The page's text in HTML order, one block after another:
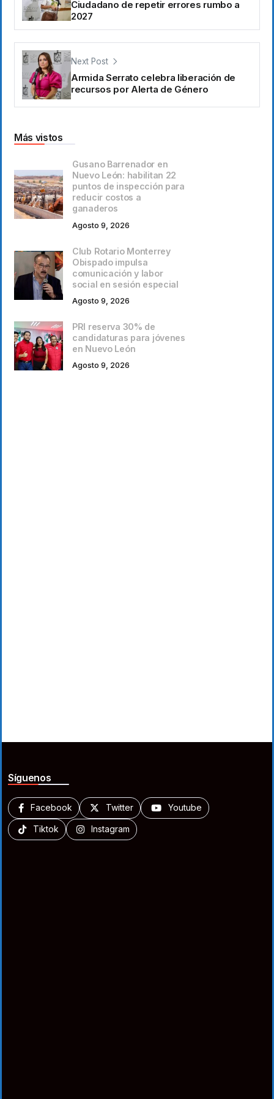
Ciudadano de repetir errores rumbo a
2027
Next Post
Armida Serrato celebra liberación de
recursos por Alerta de Género
Más vistos
Gusano Barrenador en
Nuevo León: habilitan 22
puntos de inspección para
reducir costos a
ganaderos
Agosto 9, 2026
Club Rotario Monterrey
Obispado impulsa
comunicación y labor
social en sesión especial
Agosto 9, 2026
PRI reserva 30% de
candidaturas para jóvenes
en Nuevo León
Agosto 9, 2026
Síguenos
Facebook Twitter Youtube
Tiktok Instagram